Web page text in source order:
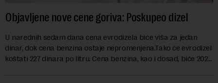
Objavljene nove cene goriva: Poskupeo dizel
U narednih sedam dana cena evrodizela biće viša za jedan
dinar, dok cena benzina ostaje nepromenjena.Tako će evrodizel
koštati 227 dinara po litru. Cena benzina, kao i dosad, biće 202